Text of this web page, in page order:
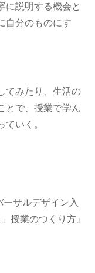
に説明する機会と
自分のものにす
てみたり、生活の
とで、授業で学ん
いく。
サルデザイン入
授業のつくり方』